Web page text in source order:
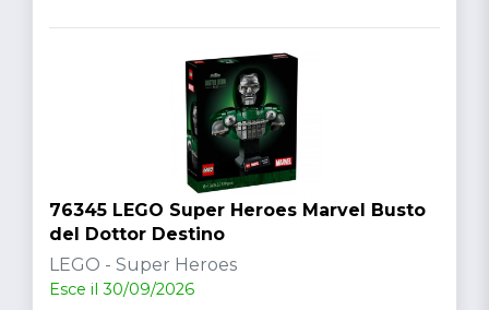
76345 LEGO Super Heroes Marvel Busto
del Dottor Destino
LEGO - Super Heroes
Esce il 30/09/2026